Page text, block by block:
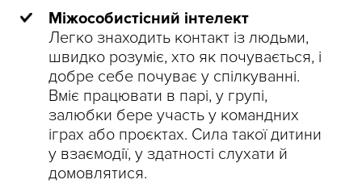
Міжособистісний інтелект
Легко знаходить контакт із людьми,
швидко розуміє, хто як почувається, і
добре себе почуває у спілкуванні.
Вміє працювати в парі, у групі,
залюбки бере участь у командних
іграх або проєктах. Сила такої дитини
у взаємодії, у здатності слухати й
домовлятися.